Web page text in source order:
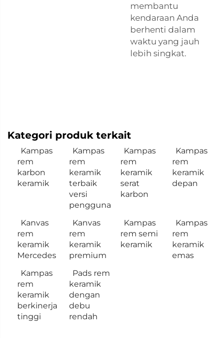
membantu
kendaraan Anda
berhenti dalam
waktu yang jauh
lebih singkat.
Kategori produk terkait
Kampas
rem
karbon
keramik
Kampas
rem
keramik
terbaik
versi
pengguna
Kampas
rem
keramik
serat
karbon
Kampas
rem
keramik
depan
Kanvas
rem
keramik
Mercedes
Kanvas
rem
keramik
premium
Kampas
rem semi
keramik
Kampas
rem
keramik
emas
Kampas
rem
keramik
berkinerja
tinggi
Pads rem
keramik
dengan
debu
rendah